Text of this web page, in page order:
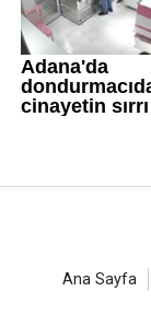
Ana Sayfa